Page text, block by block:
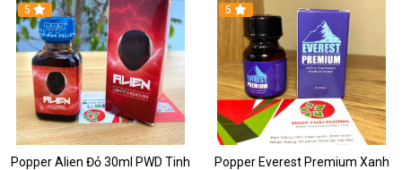
5
Popper Alien Đỏ 30ml PWD Tinh
5
Popper Everest Premium Xanh